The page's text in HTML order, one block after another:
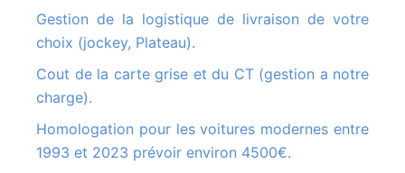
Gestion de la logistique de livraison de votre
choix (jockey, Plateau).
Cout de la carte grise et du CT (gestion a notre
charge).
Homologation pour les voitures modernes entre
1993 et 2023 prévoir environ 4500€.